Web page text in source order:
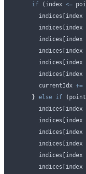
      if
( index <=
        indices
[index
        indices
[index
        indices
[index
        indices
[index
        indices
[index
        indices
[index
        currentIdx
+=
      }
else if (
        indices
[index
        indices
[index
        indices
[index
        indices
[index
        indices
[index
        indices
[index